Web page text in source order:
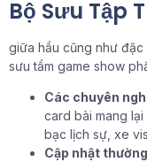
Bộ Sưu Tập
giữa hầu cũng như
sưu tầm game show
Các chuyên
card bài mang
bạc lịch sự, xe
Cập nhật